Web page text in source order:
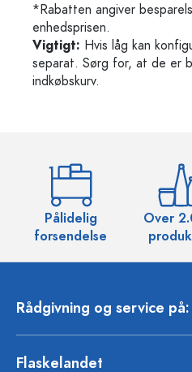
*Rabatten angiver
enhedsprisen.
Vigtigt: Hvis låg kan
separat. Sørg for, at de er
indkøbskurv.
Pålidelig
forsendelse
Over
Rådgivning og service på:
Flaskelandet